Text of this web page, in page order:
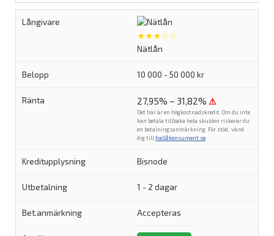
★★★☆☆
Nätlån
10 000 - 50 000 kr
27,95% – 31,82% ⚠
Det här är en högkostnadskredit. Om du inte
kan betala tillbaka hela skulden riskerar du
en betalningsanmärkning. För stöd, vänd
dig till hallåkonsument.se
Bisnode
1 - 2 dagar
Accepteras